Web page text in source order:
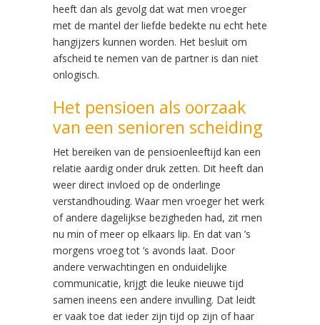
heeft dan als gevolg dat wat men vroeger
met de mantel der liefde bedekte nu echt hete
hangijzers kunnen worden. Het besluit om
afscheid te nemen van de partner is dan niet
onlogisch.
Het pensioen als oorzaak
van een senioren scheiding
Het bereiken van de pensioenleeftijd kan een
relatie aardig onder druk zetten. Dit heeft dan
weer direct invloed op de onderlinge
verstandhouding. Waar men vroeger het werk
of andere dagelijkse bezigheden had, zit men
nu min of meer op elkaars lip. En dat van ’s
morgens vroeg tot ’s avonds laat. Door
andere verwachtingen en onduidelijke
communicatie, krijgt die leuke nieuwe tijd
samen ineens een andere invulling. Dat leidt
er vaak toe dat ieder zijn tijd op zijn of haar